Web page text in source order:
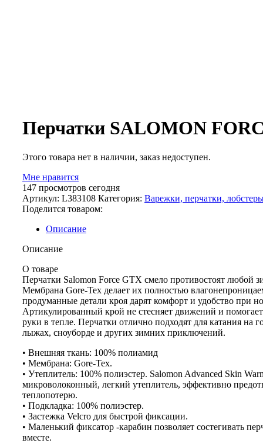
Перчатки SALOMON
Этого товара нет в наличии, заказ недоступен.
Мне нравится
147 просмотров сегодня
Артикул: L383108 Категория: Варежки, перчатки,
Поделится товаром:
Описание
Описание
О товаре
Перчатки Salomon Force GTX смело противостоят любой
Мембрана Gore-Tex делает их полностью
продуманные детали кроя дарят комфорт и удобство при
Артикулированный крой не стесняет движений и помогает
руки в тепле. Перчатки отлично подходят для катания на
лыжах, сноуборде и других зимних приключений.
• Внешняя ткань: 100% полиамид
• Мембрана: Gore-Tex.
• Утеплитель: 100% полиэстер. Salomon Advanced Skin
микроволоконный, легкий утеплитель, эффективно
теплопотерю.
• Подкладка: 100% полиэстер.
• Застежка Velcro для быстрой фиксации.
• Маленький фиксатор -карабин позволяет состегивать
вместе.